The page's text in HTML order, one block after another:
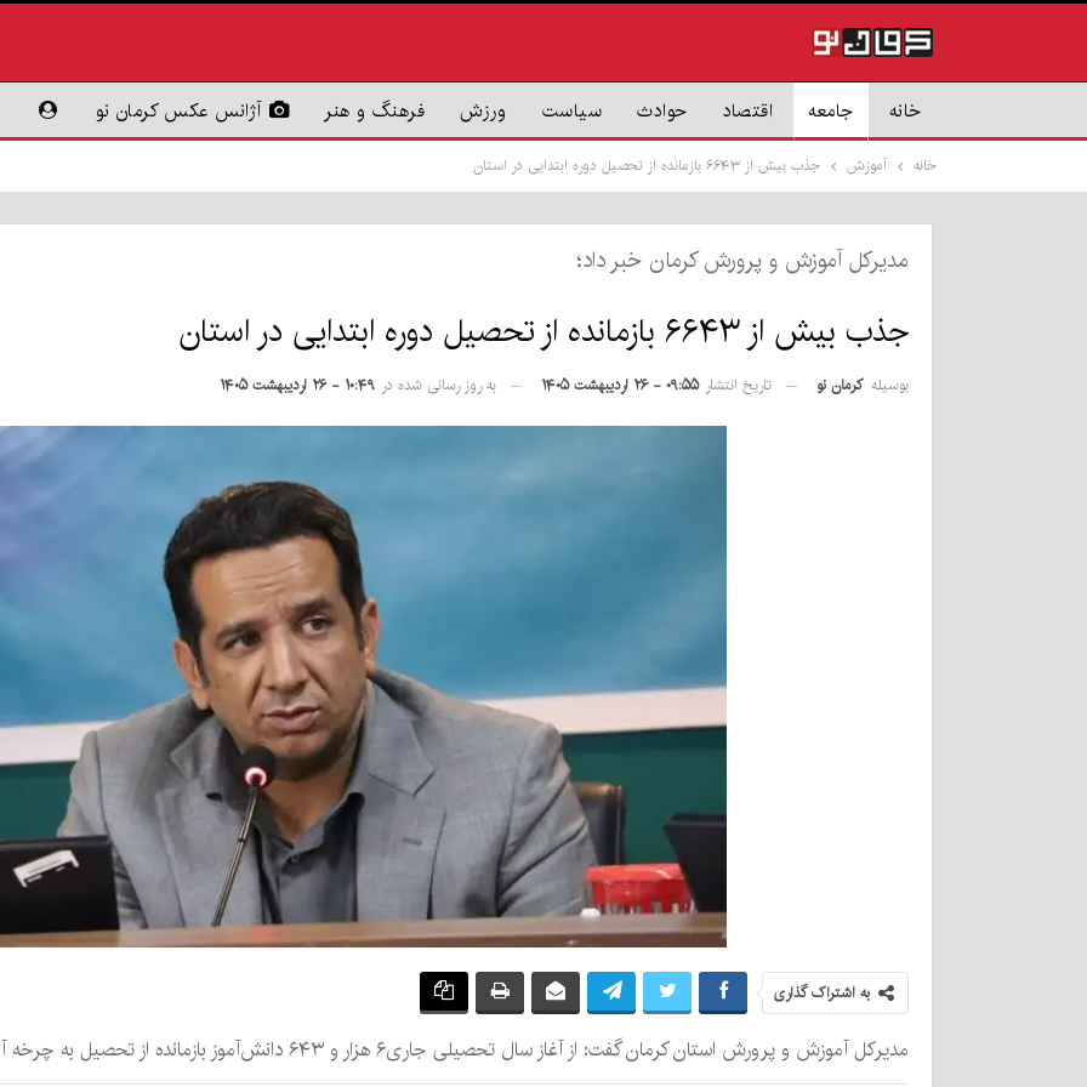
خانه جامعه اقتصاد حوادث سیاست ورزش فرهنگ و هنر آژانس عکس کرمان نو
خانه آموزش جذب بیش از ۶۶۴۳ بازمانده از تحصیل دوره ابتدایی در استان
مدیرکل آموزش و پرورش کرمان خبر داد؛
جذب بیش از ۶۶۴۳ بازمانده از تحصیل دوره ابتدایی در استان
بوسیله کرمان نو تاریخ انتشار ۰۹:۵۵ - ۲۶ اردیبهشت ۱۴۰۵ به روز رسانی شده در ۱۰:۴۹ - ۲۶ اردیبهشت ۱۴۰۵
به اشتراک گذاری
مدیرکل آموزش و پرورش استان کرمان گفت: از آغاز سال تحصیلی جاری۶ هزار و ۶۴۳ دانش‌آموز بازمانده از تحصیل به چرخه آموزش بازگردانده شده‌اند.